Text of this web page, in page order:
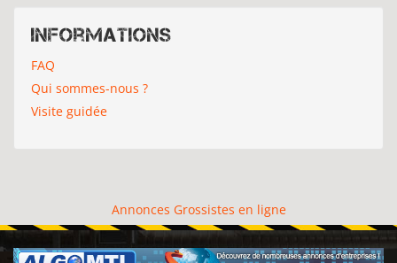
Informations
FAQ
Qui sommes-nous ?
Visite guidée
Annonces Grossistes en ligne